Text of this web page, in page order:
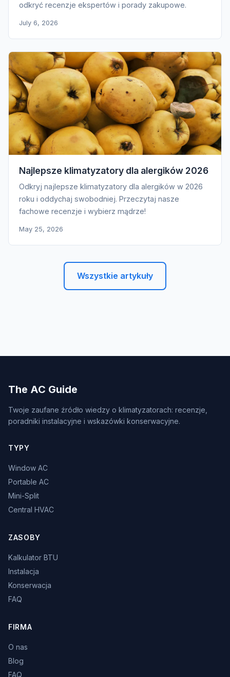
odkryć recenzje ekspertów i porady zakupowe.
July 6, 2026
Najlepsze klimatyzatory dla alergików 2026
Odkryj najlepsze klimatyzatory dla alergików w 2026
roku i oddychaj swobodniej. Przeczytaj nasze
fachowe recenzje i wybierz mądrze!
May 25, 2026
Wszystkie artykuły
The AC Guide
Twoje zaufane źródło wiedzy o klimatyzatorach: recenzje,
poradniki instalacyjne i wskazówki konserwacyjne.
TYPY
Window AC
Portable AC
Mini-Split
Central HVAC
ZASOBY
Kalkulator BTU
Instalacja
Konserwacja
FAQ
FIRMA
O nas
Blog
FAQ